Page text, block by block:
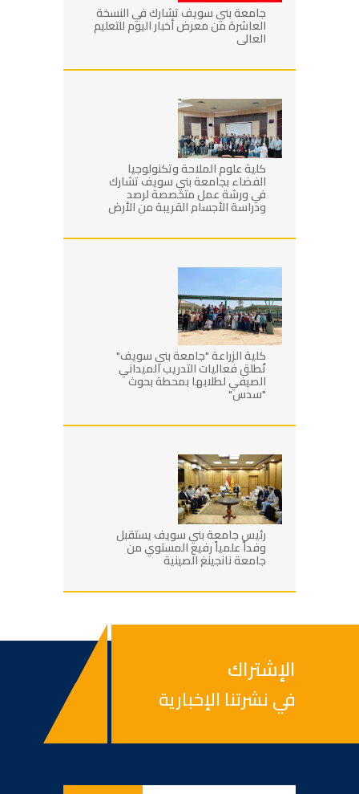
جامعة بني سويف تشارك في النسخة
العاشرة من معرض أخبار اليوم للتعليم
العالي
كلية علوم الملاحة وتكنولوجيا
الفضاء بجامعة بني سويف تشارك
في ورشة عمل متخصصة لرصد
ودراسة الأجسام القريبة من الأرض
كلية الزراعة "جامعة بني سويف"
تُطلق فعاليات التدريب الميداني
الصيفي لطلابها بمحطة بحوث
"سدس"
رئيس جامعة بني سويف يستقبل
وفداً علمياً رفيع المستوي من
جامعة نانجينغ الصينية
الإشتراك
في نشرتنا الإخبارية